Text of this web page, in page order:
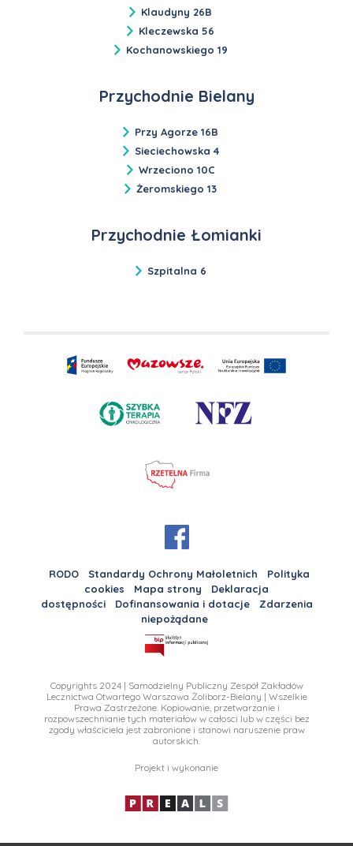
Klaudyny 26B
Kleczewska 56
Kochanowskiego 19
Przychodnie Bielany
Przy Agorze 16B
Sieciechowska 4
Wrzeciono 10C
Żeromskiego 13
Przychodnie Łomianki
Szpitalna 6
RODO Standardy Ochrony Małoletnich
Polityka
cookies
Mapa strony
Deklaracja
dostępności
Dofinansowania i dotacje
Zdarzenia
niepożądane
Copyrights 2024 | Samodzielny Publiczny Zespół Zakładów
Lecznictwa Otwartego Warszawa Żoliborz-Bielany | Wszelkie
Prawa Zastrzeżone. Kopiowanie, przetwarzanie i
rozpowszechnianie tych materiałow w całosci lub w części bez
zgody właściciela jest zabronione i stanowi naruszenie praw
autorskich.
Projekt i wykonanie